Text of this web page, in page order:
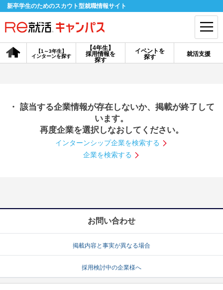
新卒学生のためのスカウト型就職情報サイト
【4年生】
採用情報を
探す
【1～3年生】
インターンを探す
イベントを
探す
就活支援
会員登録 ログイン
探す
【4年生】
説明会を探す
インターンを探す
就活ノウハウ・サポート
就活支援
就活ノウハウが満載！ お役立ち記事・相談室など
適職診断 就活チャンネル
・ 該当する企業情報が存在しないか、掲載が終了して
います。
再度企業を選択しなおしてください。
インターンシップ企業を検索する
企業を検索する
お問い合わせ
掲載内容と事実が異なる場合
採用検討中の企業様へ